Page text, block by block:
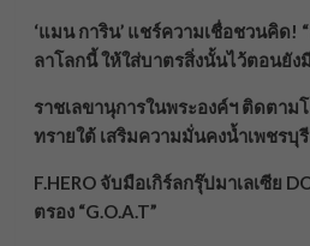
‘แมน การิน’ แชร์ความเชื่อชวนคิด!
ลาโลกนี้ ให้ใส่บาตรสิ่งนั้นไว้ตอนยัง
ราชเลขานุการในพระองค์ฯ ติดตาม
ทรายใต้ เสริมความมั่นคงน้ำเพชรบุรี
F.HERO จับมือเกิร์ลกรุ๊ปมาเลเซีย
ตรอง “G.O.A.T”